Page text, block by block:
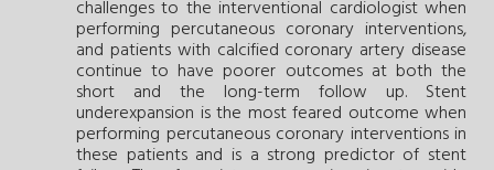
challenges to the interventional cardiologist when
performing percutaneous coronary interventions,
and patients with calcified coronary artery disease
continue to have poorer outcomes at both the
short and the long-term follow up. Stent
underexpansion is the most feared outcome when
performing percutaneous coronary interventions in
these patients and is a strong predictor of stent